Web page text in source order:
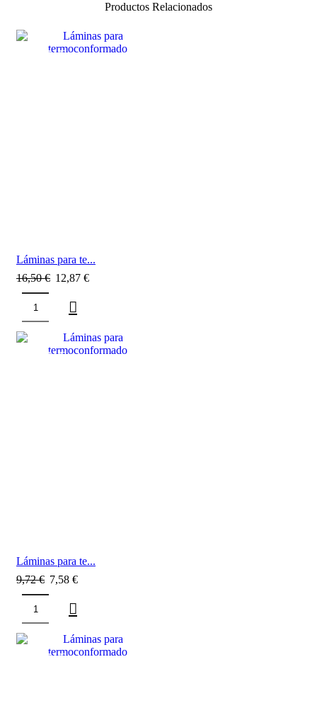
Productos Relacionados
SALE
Láminas para te...
16,50€ 12,87 €
SALE
Láminas para te...
9,72€ 7,58 €
SALE